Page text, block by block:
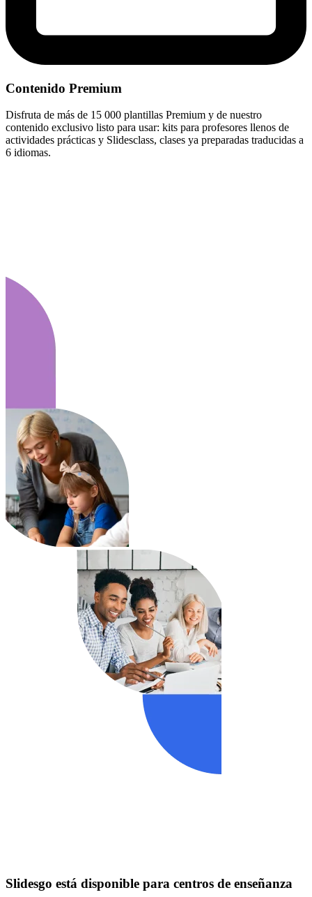
Contenido Premium
Disfruta de más de 15 000 plantillas Premium y de nuestro
contenido exclusivo listo para usar: kits para profesores llenos de
actividades prácticas y Slidesclass, clases ya preparadas traducidas a
6 idiomas.
Slidesgo está disponible para centros de enseñanza